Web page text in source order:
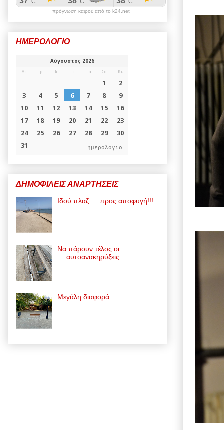
πρόγνωση καιρού από το k24.net
ΗΜΕΡΟΛΟΓΙΟ
ημερολογιο
ΔΗΜΟΦΙΛΕΙΣ ΑΝΑΡΤΗΣΕΙΣ
Ιδού πλαζ ….προς αποφυγή!!!
Να πάρουν τέλος οι
….αυτοανακηρύξεις
Μεγάλη διαφορά